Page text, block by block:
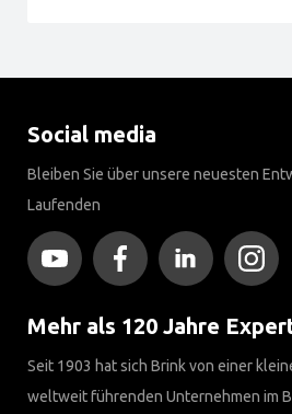
Social media
Bleiben Sie über unsere neuesten
Laufenden
Mehr als 120 Jahre
Seit 1903 hat sich Brink von einer
weltweit führenden Unternehmen im